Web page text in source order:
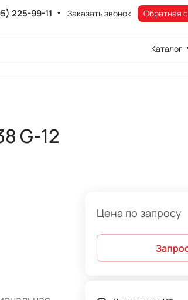
225-99-11 Заказать звонок Обратная
Каталог
G-12
Цена по запросу